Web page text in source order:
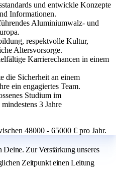
und entwickle Konzepte
Informationen.
Aluminiumwalz- und
respektvolle Kultur,
Altersvorsorge.
Karrierechancen in einem
die Sicherheit an einem
ein engagiertes Team.
Studium im
3 Jahre
48000 - 65000 € pro Jahr.
Zur Verstärkung unseres
Zeitpunkt einen Leitung